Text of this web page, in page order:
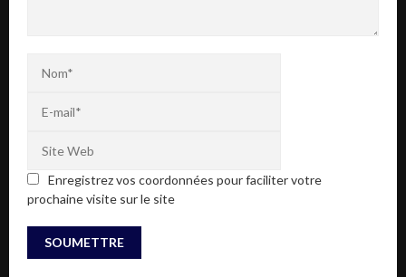
Enregistrez vos coordonnées pour faciliter votre
prochaine visite sur le site